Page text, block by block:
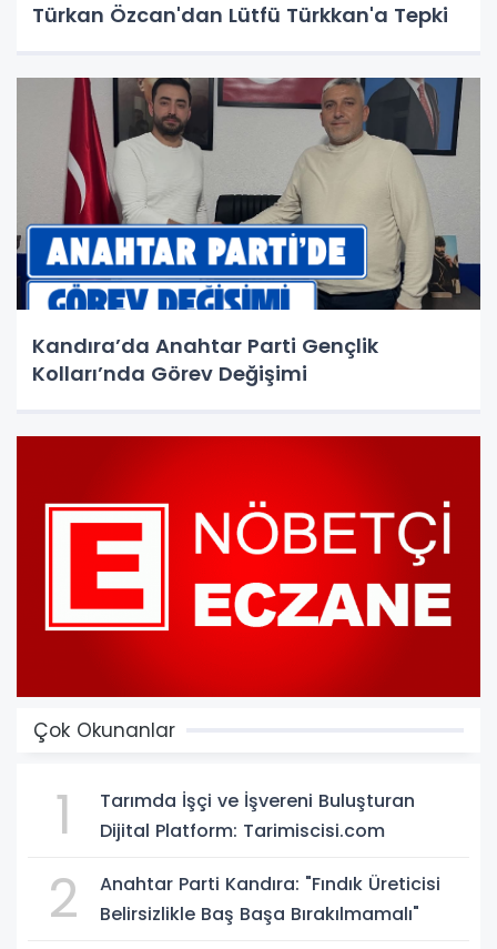
Türkan Özcan'dan Lütfü Türkkan'a Tepki
Kandıra’da Anahtar Parti Gençlik
Kolları’nda Görev Değişimi
Çok Okunanlar
1
Tarımda İşçi ve İşvereni Buluşturan
Dijital Platform: Tarimiscisi.com
2
Anahtar Parti Kandıra: "Fındık Üreticisi
Belirsizlikle Baş Başa Bırakılmamalı"